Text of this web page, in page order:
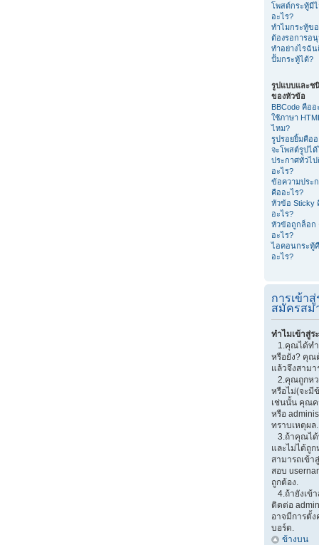
โพสต์กระทู้มี
อะไร?
ทำไมกระทู้ข
ต้องรอการอ
ทำอย่างไรฉัน
ปั้มกระทู้ได้?
รูปแบบและช
ของหัวข้อ
BBCode คืออ
ใช้ภาษา
ไหม?
รูปรอยยิ้มคืออ
จะโพสต์รูปไ
ประกาศทั่วไ
อะไร?
ข้อความประ
คืออะไร?
หัวข้อ Sticky
อะไร?
หัวข้อถูกล็อก
อะไร?
ไอคอนกระทู้
อะไร?
การเข้า
สมัครสม
ทำไมเข้าสู่ร
1.คุณได้ทำ
หรือยัง? คุณ
แล้วจึงสามา
2.คุณถูกหว
หรือไม่(จะมี
เช่นนั้น คุณค
หรือ
ทราบเหตุผล.
3.ถ้าคุณได้
และไม่ได้ถู
สามารถเข้
สอบ
ถูกต้อง.
4.ถ้ายังเข้
ติดต่อ
อาจมีการตั้
บอร์ด.
ข้างบน